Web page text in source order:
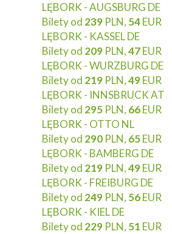
LĘBORK - AUGSBURG DE
Bilety od 239 PLN, 54EUR
LĘBORK - KASSEL DE
Bilety od 209 PLN,47EUR
LĘBORK - WURZBURG DE
Bilety od 219 PLN,49EUR
LĘBORK - INNSBRUCK AT
Bilety od 295 PLN, 66EUR
LĘBORK - OTTO NL
Bilety od 290 PLN, 65EUR
LĘBORK - BAMBERG DE
Bilety od 219 PLN,49EUR
LĘBORK - FREIBURG DE
Bilety od 249 PLN, 56EUR
LĘBORK - KIEL DE
Bilety od 229 PLN, 51 EUR